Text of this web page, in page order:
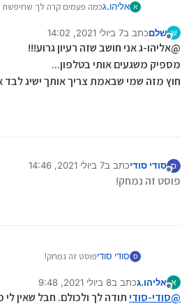
א אליהו.גכמה פעמים קרה לך שחיפשת
חשבתי על רעיון מעניין
האנשי קשר שלו מחשבון גוגל
הכל, ושולח חזרה לכולם
לא צריך להסתבך...
אשמח לקבל תגובות על
ש
מנותק
שלםכתב ב7 ביולי 2021, 14:02
נערך לאחרונה על ידי שלם
@אליהו-ג אני חושב שזה רעיון גרוע!!!
מספיק משגעים אותי בטלפון...
חוץ מזה שמי שבאמת צריך אותך ישיג לבד
ס סודי סודיכתב ב7 ביולי 2021, 14:46
נערך לאחרונה על ידי
פוסט זה נמחק!
ס סודי סודיפוסט זה נמחק!
א
מנותק
אליהו.גכתב ב8 ביולי 2021, 9:48
נערך לאחרונה על ידי
@סודי-סודיתודה לך ולכולם. חבל שאין לי